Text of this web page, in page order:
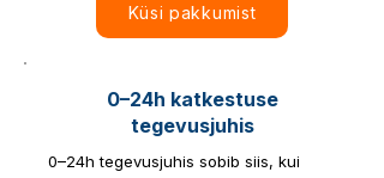
Küsi pakkumist
0–24h katkestuse
tegevusjuhis
0–24h tegevusjuhis sobib siis, kui